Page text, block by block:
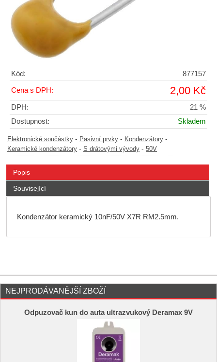
Kód: 877157
Cena s DPH: 2,00 Kč
DPH:
21 %
Dostupnost:
Skladem
Elektronické součástky - Pasivní prvky - Kondenzátory -
Keramické kondenzátory - S drátovými vývody - 50V
Popis
Související
Kondenzátor keramický 10nF/50V X7R RM2.5mm.
NEJPRODÁVANĚJŠÍ ZBOŽÍ
Odpuzovač kun do auta ultrazvukový Deramax 9V